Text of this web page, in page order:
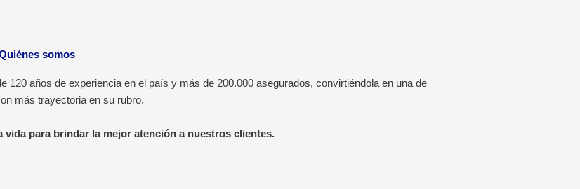
somos
120 años de experiencia en el país y más de 200.000 asegurados, convirtiéndola en una de
más trayectoria en su rubro.
para brindar la mejor atención a nuestros clientes.